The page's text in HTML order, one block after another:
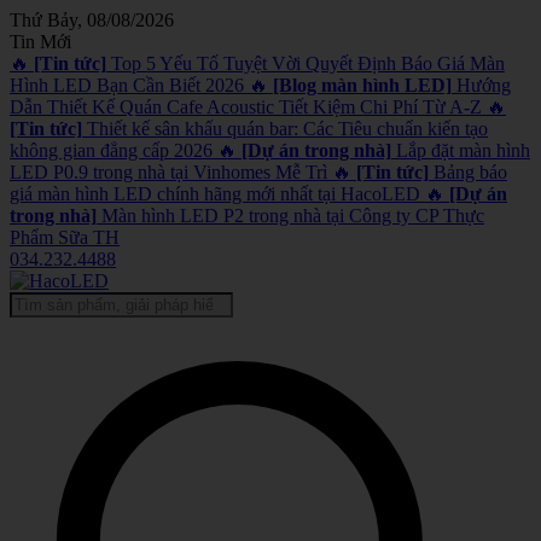
Thứ Bảy, 08/08/2026
Tin Mới
🔥 [Tin tức] Top 5 Yếu Tố Tuyệt Vời Quyết Định Báo Giá Màn
Hình LED Bạn Cần Biết 2026 🔥 [Blog màn hình LED] Hướng
Dẫn Thiết Kế Quán Cafe Acoustic Tiết Kiệm Chi Phí Từ A-Z 🔥
[Tin tức] Thiết kế sân khấu quán bar: Các Tiêu chuẩn kiến tạo
không gian đẳng cấp 2026 🔥 [Dự án trong nhà] Lắp đặt màn hình
LED P0.9 trong nhà tại Vinhomes Mễ Trì 🔥 [Tin tức] Bảng báo
giá màn hình LED chính hãng mới nhất tại HacoLED 🔥 [Dự án
trong nhà] Màn hình LED P2 trong nhà tại Công ty CP Thực
Phẩm Sữa TH
034.232.4488